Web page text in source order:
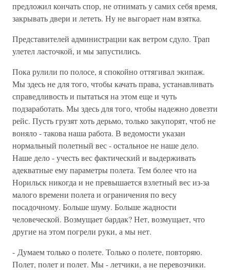
предложил кончать спор, не отнимать у самих себя время,
закрывать двери и лететь. Ну не выгорает нам взятка.
Представителей администрации как ветром сдуло. Трап
улетел ласточкой, и мы запустились.
Пока рулили по полосе, я спокойно оттягивал экипаж.
Мы здесь не для того, чтобы качать права, устанавливать
справедливость и пытаться на этом еще и чуть
подзаработать. Мы здесь для того, чтобы надежно довезти
рейс. Пусть грузят хоть дерьмо, только закупорят, чтоб не
воняло - такова наша работа. В ведомости указан
нормальный полетный вес - остальное не наше дело.
Наше дело - учесть вес фактический и выдерживать
адекватные ему параметры полета. Тем более что на
Норильск никогда и не превышается взлетный вес из-за
малого времени полета и ограничения по весу
посадочному. Больше шуму. Больше жадности
человеческой. Возмущает бардак? Нет, возмущает, что
другие на этом погрели руки, а мы нет.
- Думаем только о полете. Только о полете, повторяю.
Полет, полет и полет. Мы - летчики, а не перевозчики.